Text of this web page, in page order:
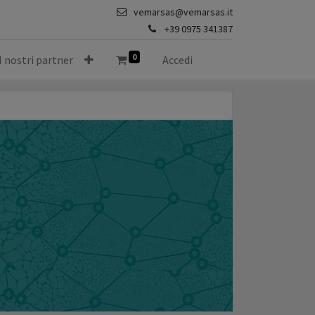
vemarsas@vemarsas.it
+39 0975 341387
I nostri partner 0 Accedi